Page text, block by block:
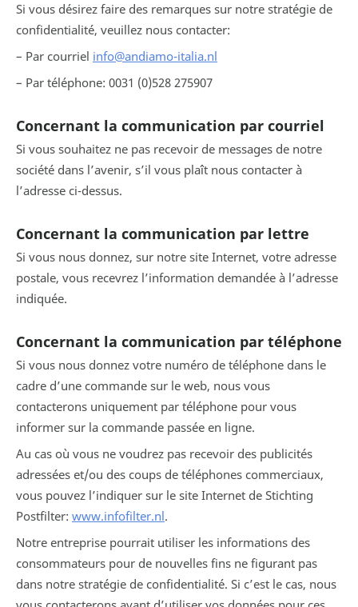
Si vous désirez faire des remarques sur notre stratégie de
confidentialité, veuillez nous contacter:
– Par courriel info@andiamo-italia.nl
– Par téléphone: 0031 (0)528 275907
Concernant la communication par courriel
Si vous souhaitez ne pas recevoir de messages de notre
société dans l’avenir, s’il vous plaît nous contacter à
l’adresse ci-dessus.
Concernant la communication par lettre
Si vous nous donnez, sur notre site Internet, votre adresse
postale, vous recevrez l’information demandée à l’adresse
indiquée.
Concernant la communication par téléphone
Si vous nous donnez votre numéro de téléphone dans le
cadre d’une commande sur le web, nous vous
contacterons uniquement par téléphone pour vous
informer sur la commande passée en ligne.
Au cas où vous ne voudrez pas recevoir des publicités
adressées et/ou des coups de téléphones commerciaux,
vous pouvez l’indiquer sur le site Internet de Stichting
Postfilter: www.infofilter.nl.
Notre entreprise pourrait utiliser les informations des
consommateurs pour de nouvelles fins ne figurant pas
dans notre stratégie de confidentialité. Si c’est le cas, nous